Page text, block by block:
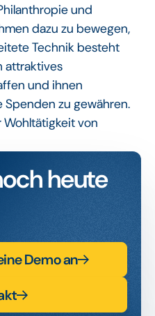
und
dazu zu bewegen,
Technik besteht
attraktives
und ihnen
Spenden zu gewähren.
Wohltätigkeit von
heute
Demo an